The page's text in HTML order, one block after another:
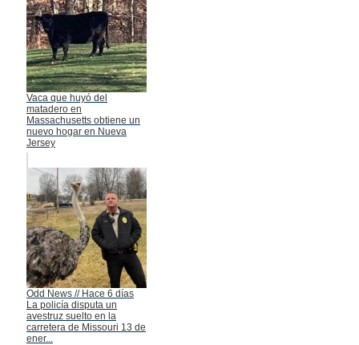
Vaca que huyó del
matadero en
Massachusetts obtiene un
nuevo hogar en Nueva
Jersey
Odd News // Hace 6 días
La policía disputa un
avestruz suelto en la
carretera de Missouri 13 de
ener...